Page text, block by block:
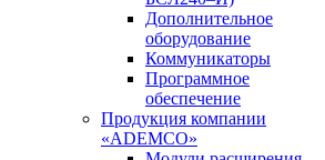
Дополнительное
оборудование
Коммуникаторы
Программное
обеспечение
Продукция компании
«ADEMCO»